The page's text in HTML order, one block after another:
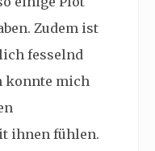
Zudem ist
fesselnd
konnte mich
ihnen fühlen.